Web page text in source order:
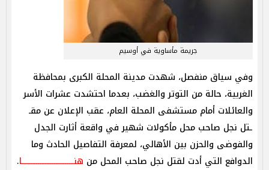
جريمة مأساوية في أوسيم
وفي سياق منفصل، شهدت مدينة المحلة الكبرى بمحافظة
الغربية، حالة من التوتر والغضب، بعدما احتشدت عشرات الأسر
والعائلات أمام مستشفى المحلة العام، عقب الإعلان عن مقـ
ـتل نجل صاحب محل مأكولات شهير في واقعة أثارت الجدل
والفوضى والحزن بين الأهالي، لمعرفة التفاصيل الحادث وما
الدوافع التي أدت لقتل نجل صاحب المحل من هنـــــــــــــــــــــــــــــا.